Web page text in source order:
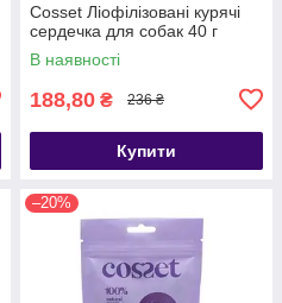
Cosset Ліофілізовані курячі
сердечка для собак 40 г
В наявності
188,80 ₴ 236 ₴
Купити
–20%